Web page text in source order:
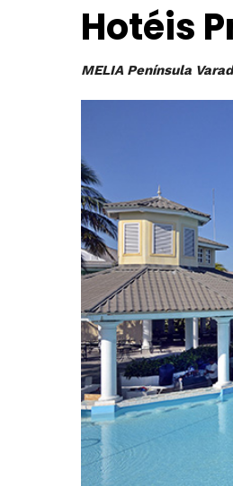
Hotéis
MELIA Península